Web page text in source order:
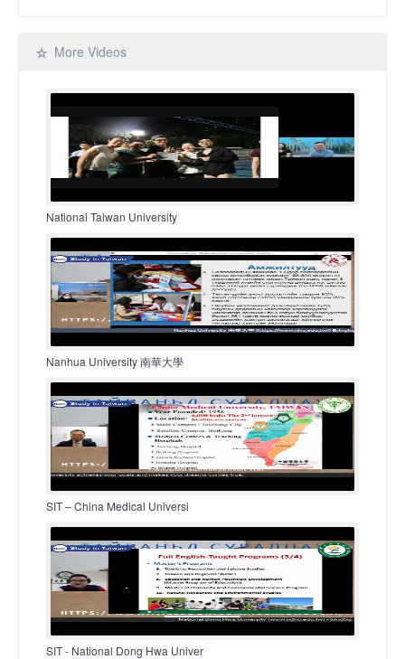
More Videos
National Taiwan University
Nanhua University 南華大學
SIT – China Medical Universi
SIT - National Dong Hwa Univer